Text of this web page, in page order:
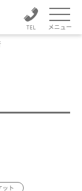
メニュー
ット